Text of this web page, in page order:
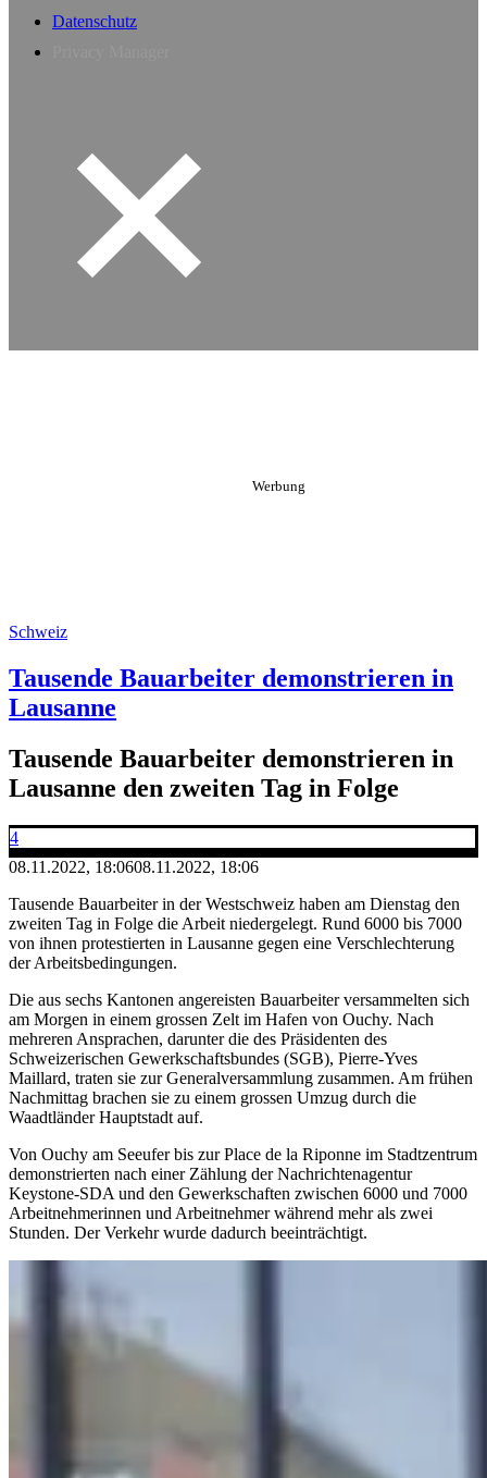
Datenschutz
Schweiz
Tausende Bauarbeiter demonstrieren in
Lausanne
Tausende Bauarbeiter demonstrieren in
Lausanne den zweiten Tag in Folge
4
08.11.2022, 18:0608.11.2022, 18:06
Tausende Bauarbeiter in der Westschweiz haben am Dienstag den
zweiten Tag in Folge die Arbeit niedergelegt. Rund 6000 bis 7000
von ihnen protestierten in Lausanne gegen eine Verschlechterung
der Arbeitsbedingungen.
Die aus sechs Kantonen angereisten Bauarbeiter versammelten sich
am Morgen in einem grossen Zelt im Hafen von Ouchy. Nach
mehreren Ansprachen, darunter die des Präsidenten des
Schweizerischen Gewerkschaftsbundes (SGB), Pierre-Yves
Maillard, traten sie zur Generalversammlung zusammen. Am frühen
Nachmittag brachen sie zu einem grossen Umzug durch die
Waadtländer Hauptstadt auf.
Von Ouchy am Seeufer bis zur Place de la Riponne im Stadtzentrum
demonstrierten nach einer Zählung der Nachrichtenagentur
Keystone-SDA und den Gewerkschaften zwischen 6000 und 7000
Arbeitnehmerinnen und Arbeitnehmer während mehr als zwei
Stunden. Der Verkehr wurde dadurch beeinträchtigt.